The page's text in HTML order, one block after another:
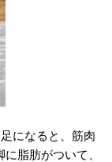
になると、筋肉
脂肪がついて、